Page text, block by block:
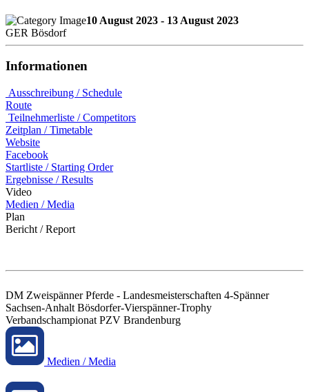
10 August 2023 - 13 August 2023
GER Bösdorf
Informationen
Ausschreibung / Schedule
Route
Teilnehmerliste / Competitors
Zeitplan / Timetable
Website
Facebook
Startliste / Starting Order
Ergebnisse / Results
Video
Medien / Media
Plan
Bericht / Report
DM Zweispänner Pferde - Landesmeisterschaften 4-Spänner
Sachsen-Anhalt Bösdorfer-Vierspänner-Trophy
Verbandschampionat PZV Brandenburg
Medien / Media